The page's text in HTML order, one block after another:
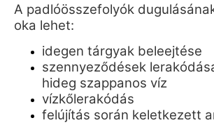
A padlóösszefolyók
oka lehet:
idegen tárgyak beleejtése
szennyeződések
hideg szappanos víz
vízkőlerakódás
felújítás során keletkezett